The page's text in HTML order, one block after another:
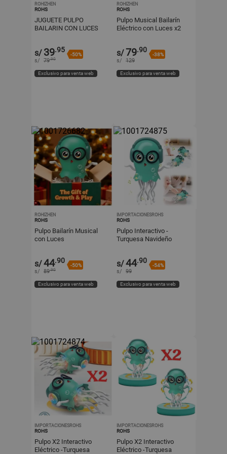
ROHIZHEN
ROHS
JUGUETE PULPO
BAILARIN CON LUCES
s/ 39.95
-50%
s/ 79.90
Exclusivo para venta web
ROHIZHEN
ROHS
Pulpo Musical Bailarín
Eléctrico con Luces x2
s/79.90
-38%
s/ 129
Exclusivo para venta web
ROHIZHEN
ROHS
Pulpo Bailarín Musical
con Luces
s/44.90
-50%
s/ 89.90
Exclusivo para venta web
IMPORTACIONESROHS
ROHS
Pulpo Interactivo -
Turquesa Navideño
s/44.90
-54%
s/ 99
Exclusivo para venta web
IMPORTACIONESROHS
ROHS
Pulpo X2 Interactivo
Eléctrico -Turquesa
IMPORTACIONESROHS
ROHS
Pulpo X2 Interactivo
Eléctrico -Turquesa